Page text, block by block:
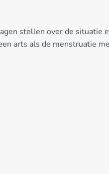
stellen over de situatie
arts als de menstruatie